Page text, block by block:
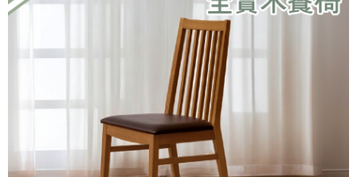
易，需依本服務之必要範圍內提供個人資料，並將交易相關給付款項請求債
２．關於個人資料處理事宜，請瀏覽以下網址：
https://aftee.tw/terms/#terms3
３．未成年的使用者請事先徵得法定代理人或監護人之同意方可使用
「AFTEE先享後付」，若未經同意申辦者引起之損失，本公司不負相關責
４．使用「AFTEE先享後付」時，將依據個別帳號之用戶狀況，依本公司即
時審查核予不同之上限額度；若仍有額度不足之情形，本公司將視審查結果
請求用戶進行身份認證。
５．嚴禁一人註冊多個帳號或使用他人資訊註冊。若發現惡意使用之情形，
恩沛科技股份有限公司將有權停止該用戶之使用額度並採取法律行動。